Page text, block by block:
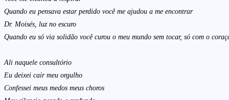
Quando eu pensava estar perdido você me ajudou a me encontrar
Dr. Moisés, luz no escuro
Quando eu só via solidão você curou o meu mundo sem tocar, só com o
Ali naquele consultório
Eu deixei cair meu orgulho
Confessei meus medos meus choros